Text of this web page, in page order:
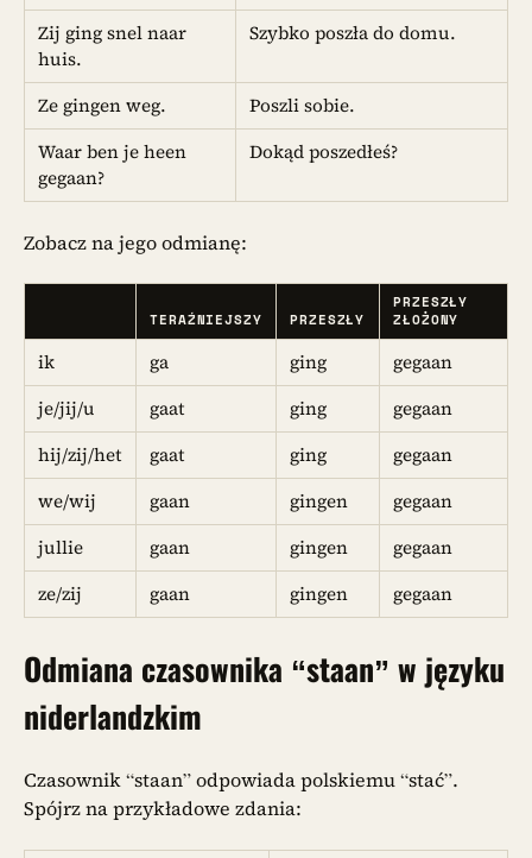
Zij ging snel naar
huis.
Szybko poszła do domu.
Ze gingen weg.
Poszli sobie.
Waar ben je heen
gegaan?
Dokąd poszedłeś?
Zobacz na jego odmianę:
TERAŹNIEJSZY PRZESZŁY
PRZESZŁY
ZŁOŻONY
ik ga ging
gegaan
je/jij/u
gaat ging
gegaan
hij/zij/het
gaat ging
gegaan
we/wij
gaan gingen
gegaan
jullie
gaan gingen
gegaan
ze/zij
gaan gingen gegaan
Odmiana czasownika “staan” w języku
niderlandzkim
Czasownik “staan” odpowiada polskiemu “stać”.
Spójrz na przykładowe zdania: